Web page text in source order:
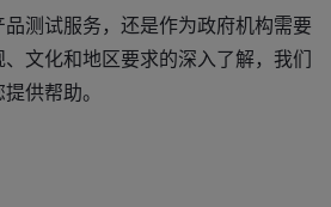
测试服务，还是作为政府机构需要
文化和地区要求的深入了解，我们
供帮助。